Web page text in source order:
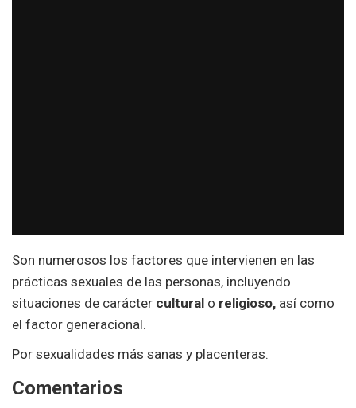
Son numerosos los factores que intervienen en las
prácticas sexuales de las personas, incluyendo
situaciones de carácter cultural o religioso, así como
el factor generacional.
Por sexualidades más sanas y placenteras.
Comentarios